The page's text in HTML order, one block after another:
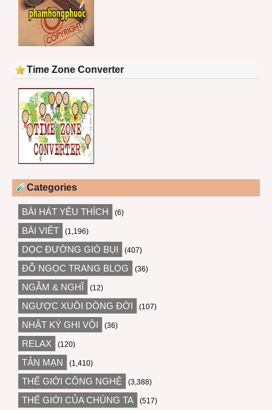
Time Zone Converter
Categories
BÀI HÁT YÊU THÍCH (6)
BÀI VIẾT (1,196)
DỌC ĐƯỜNG GIÓ BỤI (407)
ĐỖ NGỌC TRANG BLOG (36)
NGẪM & NGHĨ (12)
NGƯỢC XUÔI DÒNG ĐỜI (107)
NHẬT KÝ GHI VỘI (36)
RELAX (120)
TẢN MẠN (1,410)
THẾ GIỚI CÔNG NGHỆ (3,388)
THẾ GIỚI CỦA CHÚNG TA (517)